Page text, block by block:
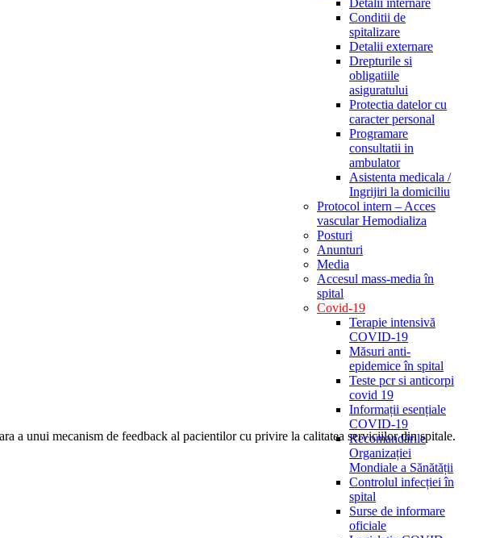
Detalii internare
Conditii de
spitalizare
Detalii externare
Drepturile si
obligatiile
asiguratului
Protectia datelor cu
caracter personal
Programare
consultatii in
ambulator
Asistenta medicala /
Ingrijiri la domiciliu
Protocol intern – Acces
vascular Hemodializa
Posturi
Anunturi
Media
Accesul mass-media în
spital
Covid-19
Terapie intensivă
COVID-19
Măsuri anti-
epidemice în spital
Teste pcr si anticorpi
covid 19
Informații esențiale
COVID-19
Recomandările
Organizației
Mondiale a Sănătății
Controlul infecției în
spital
Surse de informare
oficiale
a unui mecanism de feedback al pacientilor cu privire la calitatea serviciilor din spitale.